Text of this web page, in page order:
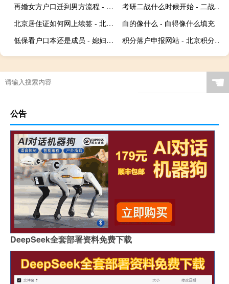
再婚女方户口迁到男方流程 - 户口在前夫那如何再婚
考研二战什么时候开始 - 二战考研最晚几月开始
北京居住证如何网上续签 - 北京通怎么续签居住证
白的像什么 - 白得像什么填充
低保看户口本还是成员 - 媳妇户口不在婆家影响低保吗
积分落户申报网站 - 北京积分落户在线申报系统网站
☚
公告
DeepSeek全套部署资料免费下载